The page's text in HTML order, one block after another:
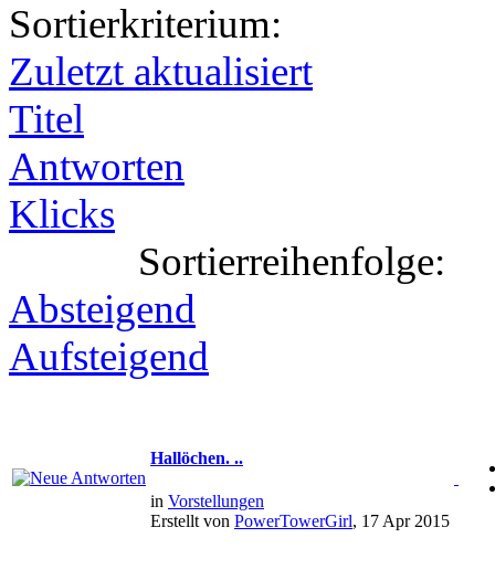
Sortierkriterium:
Zuletzt aktualisiert
Titel
Antworten
Klicks
Sortierreihenfolge:
Absteigend
Aufsteigend
Hallöchen. ..
in Vorstellungen
Erstellt von PowerTowerGirl, 17 Apr 2015